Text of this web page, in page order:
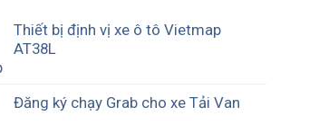
Thiết bị định vị xe ô tô Vietmap
AT38L
Đăng ký chạy Grab cho xe Tải Van